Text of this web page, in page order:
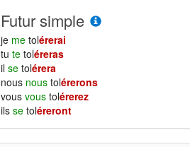
Futur simple
je me tolérerai
tu te toléreras
il se tolérera
nous nous tolérerons
vous vous tolérerez
ils se toléreront